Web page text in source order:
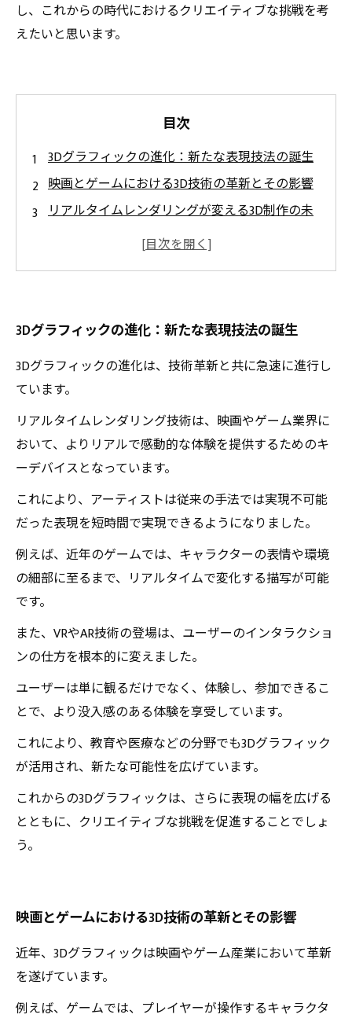
し、これからの時代におけるクリエイティブな挑戦を考
えたいと思います。
目次
3Dグラフィックの進化：新たな表現技法の誕生
映画とゲームにおける3D技術の革新とその影響
リアルタイムレンダリングが変える3D制作の未
の役割
未来の3D表現技法を見据えて：可能性と展望
3Dグラフィックの進化：新たな表現技法の誕生
3Dグラフィックの進化は、技術革新と共に急速に進行し
ています。
リアルタイムレンダリング技術は、映画やゲーム業界に
おいて、よりリアルで感動的な体験を提供するためのキ
ーデバイスとなっています。
これにより、アーティストは従来の手法では実現不可能
だった表現を短時間で実現できるようになりました。
例えば、近年のゲームでは、キャラクターの表情や環境
の細部に至るまで、リアルタイムで変化する描写が可能
です。
また、VRやAR技術の登場は、ユーザーのインタラクショ
ンの仕方を根本的に変えました。
ユーザーは単に観るだけでなく、体験し、参加できるこ
とで、より没入感のある体験を享受しています。
これにより、教育や医療などの分野でも3Dグラフィック
が活用され、新たな可能性を広げています。
これからの3Dグラフィックは、さらに表現の幅を広げる
とともに、クリエイティブな挑戦を促進することでしょ
う。
映画とゲームにおける3D技術の革新とその影響
近年、3Dグラフィックは映画やゲーム産業において革新
を遂げています。
例えば、ゲームでは、プレイヤーが操作するキャラクタ